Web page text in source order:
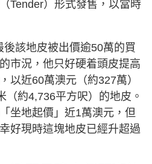
Tender）形式發售，以當時
該地皮被出價逾50萬的買
市況，他只好硬着頭皮提高
以近60萬澳元（約327萬）
（約4,736平方呎）的地皮。
坐地起價」近1萬澳元，但
好現時這塊地皮已經升超過